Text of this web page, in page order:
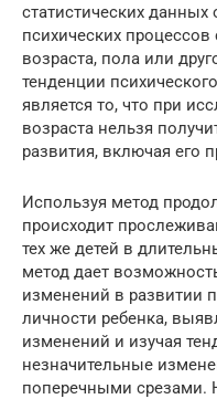
статистических
психических
возраста, пола или
тенденции
является то, что при
возраста нельзя
развития, включая его
Используя метод
происходит
тех же детей в
метод дает
изменений в развитии
личности ребенка,
изменений и изучая
незначительные
поперечными срезами.